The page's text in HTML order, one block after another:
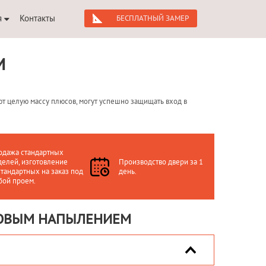
Контакты БЕСПЛАТНЫЙ ЗАМЕР
массу плюсов, могут успешно защищать вход в
стандартных
изготовление
на заказ под
проем.
Производство двери за 1
день.
НАПЫЛЕНИЕМ